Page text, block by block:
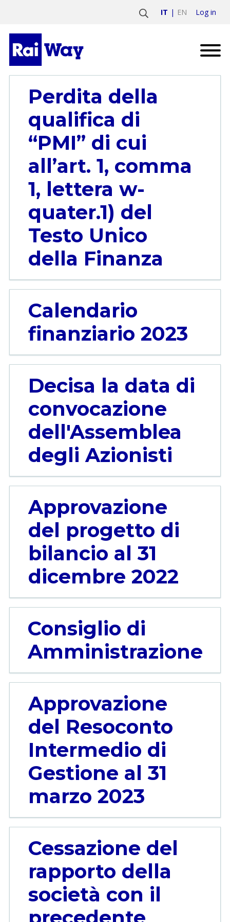
IT EN Log in
Perdita della
qualifica di
“PMI” di cui
all’art. 1, comma
1, lettera w-
quater.1) del
Testo Unico
della Finanza
Calendario
finanziario 2023
Decisa la data di
convocazione
dell'Assemblea
degli Azionisti
Approvazione
del progetto di
bilancio al 31
dicembre 2022
Consiglio di
Amministrazione
Approvazione
del Resoconto
Intermedio di
Gestione al 31
marzo 2023
Cessazione del
rapporto della
società con il